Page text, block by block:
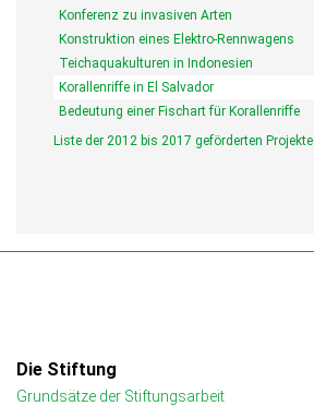
Konferenz zu invasiven Arten
Konstruktion eines Elektro-Rennwagens
Teichaquakulturen in Indonesien
Korallenriffe in El Salvador
Bedeutung einer Fischart für Korallenriffe
Liste der 2012 bis 2017 geförderten Projekte
Die Stiftung
Grundsätze der Stiftungsarbeit